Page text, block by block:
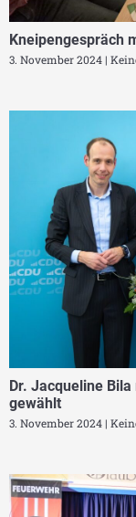
Kneipengespräch
3. November 2024
Dr. Jacqueline
gewählt
3. November 2024